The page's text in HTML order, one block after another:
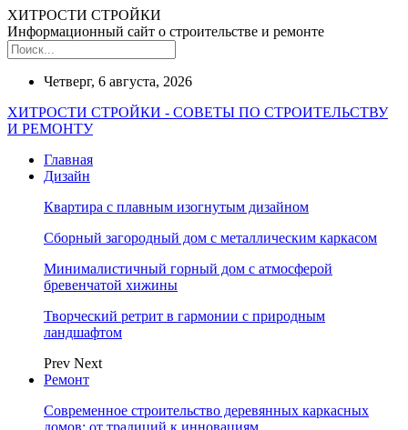
ХИТРОСТИ СТРОЙКИ
Информационный сайт о строительстве и ремонте
Четверг, 6 августа, 2026
ХИТРОСТИ СТРОЙКИ - СОВЕТЫ ПО СТРОИТЕЛЬСТВУ
И РЕМОНТУ
Главная
Дизайн
Квартира с плавным изогнутым дизайном
Сборный загородный дом с металлическим каркасом
Минималистичный горный дом с атмосферой
бревенчатой хижины
Творческий ретрит в гармонии с природным
ландшафтом
Prev Next
Ремонт
Современное строительство деревянных каркасных
домов: от традиций к инновациям